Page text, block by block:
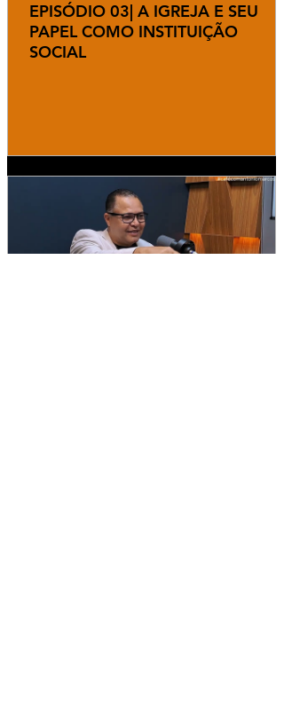
EPISÓDIO 03| A IGREJA E SEU
PAPEL COMO INSTITUIÇÃO
SOCIAL